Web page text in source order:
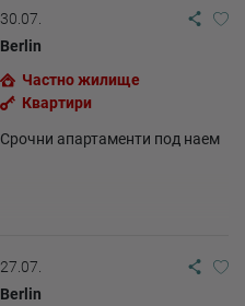
30.07.
Berlin
Частно жилище
Квартири
Срочни апартаменти под наем
27.07.
Berlin